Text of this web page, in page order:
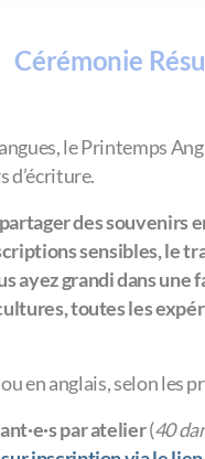
Cérémonie
le Printemps
d’écriture.
des souvenirs
sensibles, le
ayez grandi dans
toutes les
en anglais, selon les
par atelier(40